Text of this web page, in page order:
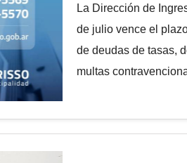
La Dirección de
de julio vence el
de deudas de tasas,
multas